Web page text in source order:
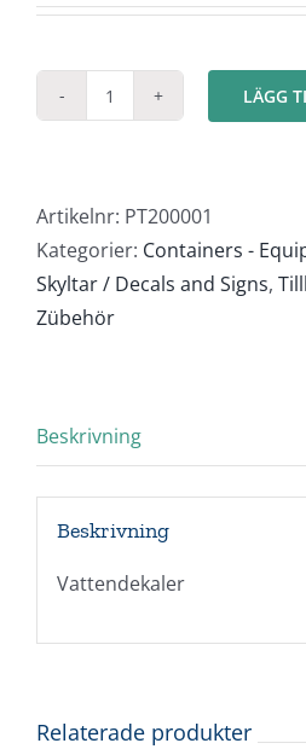
ADR
1
mängd
LÄGG
Artikelnr: PT200001
Kategorier: Containers -
Skyltar / Decals and Signs,
Zübehör
Beskrivning
Beskrivning
Vattendekaler
Relaterade produkter